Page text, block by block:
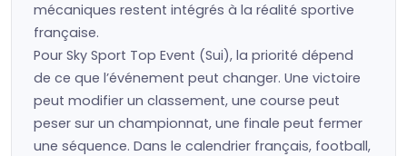
mécaniques restent intégrés à la réalité sportive
française.
Pour Sky Sport Top Event (Sui), la priorité dépend
de ce que l’événement peut changer. Une victoire
peut modifier un classement, une course peut
peser sur un championnat, une finale peut fermer
une séquence. Dans le calendrier français, football,